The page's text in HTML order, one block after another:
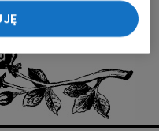
zarządzania Twoimi
poprzez
w stopce serwisu i
zaawansowane”.
jest także za
możemy